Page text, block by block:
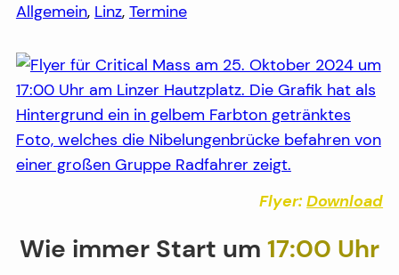
Allgemein, Linz, Termine
Flyer:Download
Wie immer Start um 17:00 Uhr